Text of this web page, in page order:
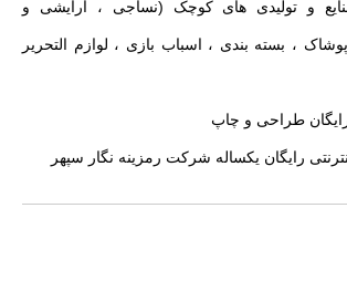
و تولیدی های کوچک (نساجی ، آرایشی و
، بسته بندی ، اسباب بازی ، لوازم التحریر
طراحی و چاپ
رایگان یکساله شرکت رمزینه نگار سپهر